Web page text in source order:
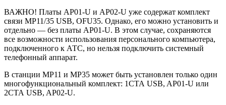
ВАЖНО! Платы AP01-U и AP02-U уже содержат комплект
связи MP11/35 USB, OFU35. Однако, его можно установить и
отдельно — без платы AP01-U. В этом случае, сохраняются
все возможности использования персонального компьютера,
подключенного к АТС, но нельзя подключить системный
телефонный аппарат.
В станции MP11 и MP35 может быть установлен только один
многофункциональный комплект: 1СТА USB, AP01-U или
2СТА USB, AP02-U.